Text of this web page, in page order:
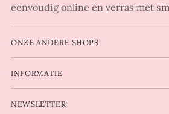
eenvoudig online en verras met
ONZE ANDERE SHOPS
INFORMATIE
NEWSLETTER